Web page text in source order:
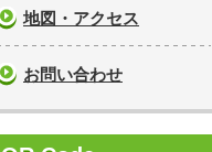
地図・アクセス
お問い合わせ